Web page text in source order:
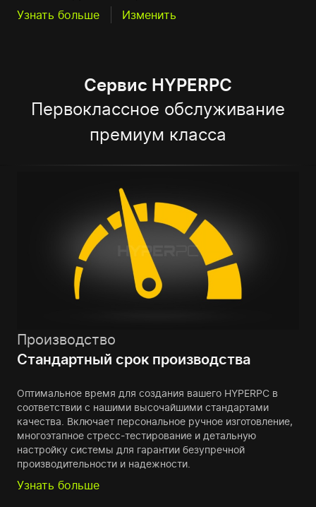
Узнать больше Изменить
Сервис HYPERPC
Первоклассное обслуживание
премиум класса
Производство
Стандартный срок производства
Оптимальное время для создания вашего HYPERPC в
соответствии с нашими высочайшими стандартами
качества. Включает персональное ручное изготовление,
многоэтапное стресс-тестирование и детальную
настройку системы для гарантии безупречной
производительности и надежности.
Узнать больше